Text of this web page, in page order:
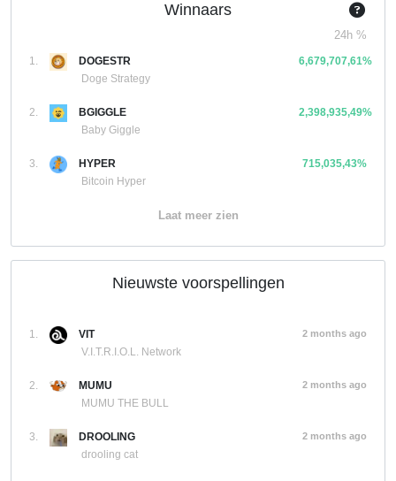
Winnaars
24h %
1.
DOGESTR
Doge Strategy
6,679,707,61%
2.
BGIGGLE
Baby Giggle
2,398,935,49%
3.
HYPER
Bitcoin Hyper
715,035,43%
Laat meer zien
Nieuwste voorspellingen
1.
VIT
V.I.T.R.I.O.L. Network
2 months ago
2.
MUMU
MUMU THE BULL
2 months ago
3.
DROOLING
drooling cat
2 months ago